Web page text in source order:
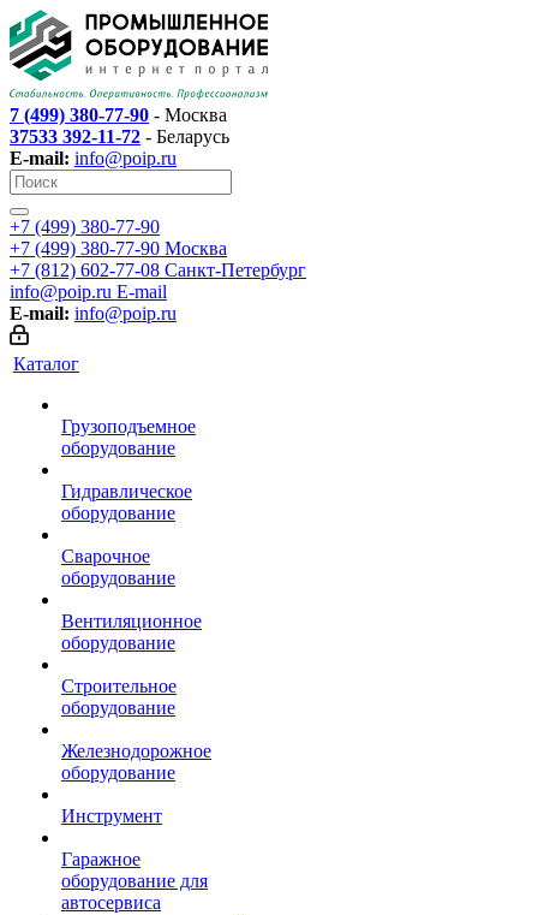
7 (499) 380-77-90 - Москва
37533 392-11-72 - Беларусь
E-mail: info@poip.ru
+7 (499) 380-77-90
+7 (499) 380-77-90 Москва
+7 (812) 602-77-08 Санкт-Петербург
info@poip.ru E-mail
E-mail: info@poip.ru
Каталог
Грузоподъемное
оборудование
Гидравлическое
оборудование
Сварочное
оборудование
Вентиляционное
оборудование
Строительное
оборудование
Железнодорожное
оборудование
Инструмент
Гаражное
оборудование для
автосервиса